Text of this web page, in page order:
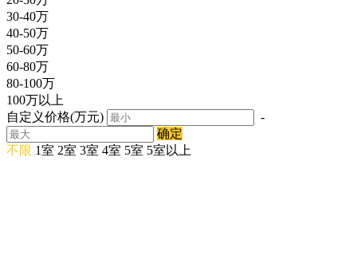
30-40万
40-50万
50-60万
60-80万
80-100万
100万以上
自定义价格(万元)
-
确定
不限 1室 2室 3室 4室 5室 5室以上